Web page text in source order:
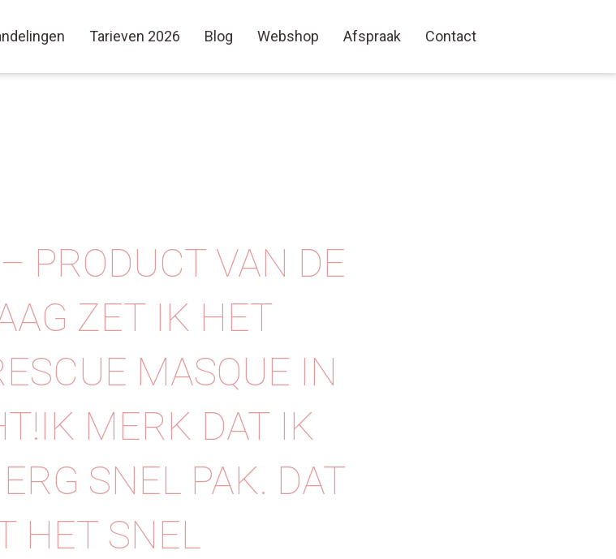
Tarieven 2026 Blog Webshop Afspraak Contact
PRODUCT VAN DE
ZET IK HET
MASQUE IN
MERK DAT IK
SNEL PAK. DAT
HET SNEL